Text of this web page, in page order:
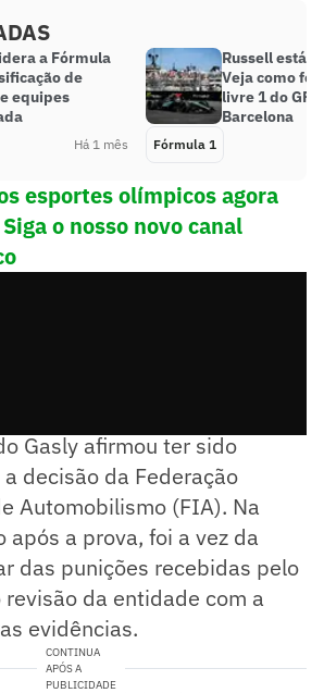
a Fórmula
de
equipes
Há 1 mês
Russell está
Veja como foi
livre 1 do GP
Barcelona
Fórmula 1
esportes olímpicos agora
o nosso novo canal
Gasly afirmou ter sido
decisão da Federação
Automobilismo (FIA). Na
após a prova, foi a vez da
das punições recebidas pelo
da entidade com a
evidências.
CONTINUA
APÓS A
PUBLICIDADE